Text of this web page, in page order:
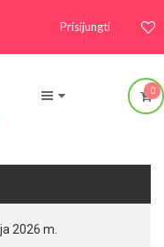
Prisijungti
0
2026 m.